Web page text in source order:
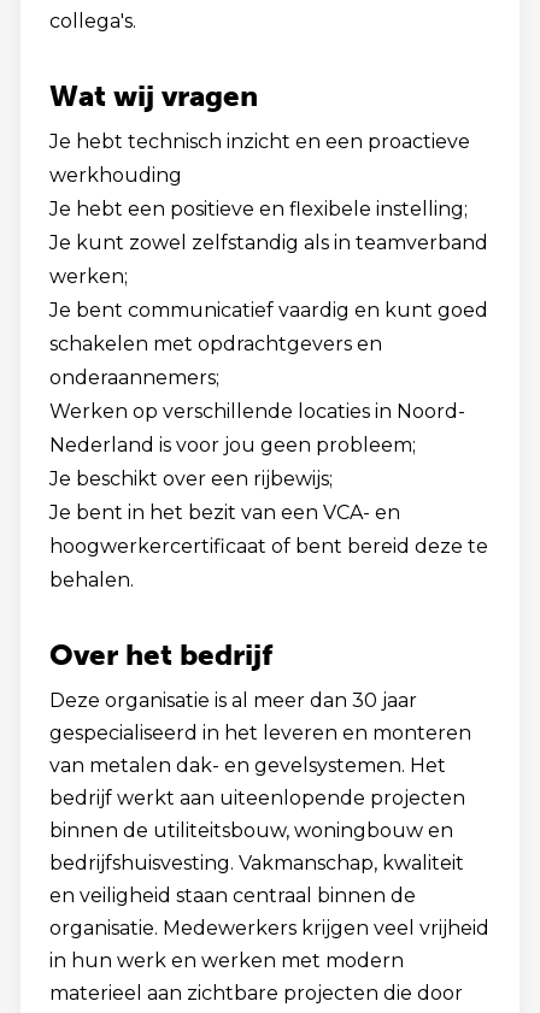
collega's.
Wat wij vragen
Je hebt technisch inzicht en een proactieve
werkhouding
Je hebt een positieve en flexibele instelling;
Je kunt zowel zelfstandig als in teamverband
werken;
Je bent communicatief vaardig en kunt goed
schakelen met opdrachtgevers en
onderaannemers;
Werken op verschillende locaties in Noord-
Nederland is voor jou geen probleem;
Je beschikt over een rijbewijs;
Je bent in het bezit van een VCA- en
hoogwerkercertificaat of bent bereid deze te
behalen.
Over het bedrijf
Deze organisatie is al meer dan 30 jaar
gespecialiseerd in het leveren en monteren
van metalen dak- en gevelsystemen. Het
bedrijf werkt aan uiteenlopende projecten
binnen de utiliteitsbouw, woningbouw en
bedrijfshuisvesting. Vakmanschap, kwaliteit
en veiligheid staan centraal binnen de
organisatie. Medewerkers krijgen veel vrijheid
in hun werk en werken met modern
materieel aan zichtbare projecten die door